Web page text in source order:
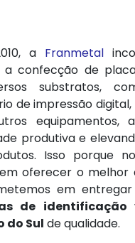
a Franmetal
confecção de
substratos,
de impressão
equipamentos,
produtiva e
Isso porque
oferecer o melhor
em
de identificação
do Sul de qualidade.